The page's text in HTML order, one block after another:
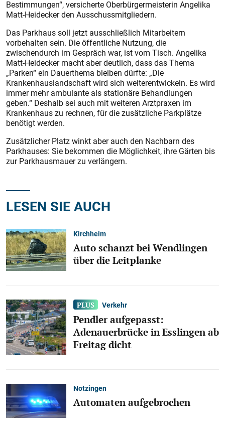
Bestimmungen“, versicherte Oberbürgermeisterin Angelika
Matt-Heidecker den Ausschussmitgliedern.
Das Parkhaus soll jetzt ausschließlich Mitarbeitern
vorbehalten sein. Die öffentliche Nutzung, die
zwischendurch im Gespräch war, ist vom Tisch. Angelika
Matt-Heidecker macht aber deutlich, dass das Thema
„Parken“ ein Dauerthema bleiben dürfte: „Die
Krankenhauslandschaft wird sich weiterentwickeln. Es wird
immer mehr ambulante als stationäre Behandlungen
geben.“ Deshalb sei auch mit weiteren Arztpraxen im
Krankenhaus zu rechnen, für die zusätzliche Parkplätze
benötigt werden.
Zusätzlicher Platz winkt aber auch den Nachbarn des
Parkhauses: Sie bekommen die Möglichkeit, ihre Gärten bis
zur Parkhausmauer zu verlängern.
LESEN SIE AUCH
Kirchheim
Auto schanzt bei Wendlingen
über die Leitplanke
Verkehr
Pendler aufgepasst:
Adenauerbrücke in Esslingen ab
Freitag dicht
Notzingen
Automaten aufgebrochen